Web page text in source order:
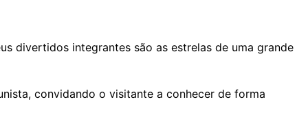
divertidos integrantes são as estrelas de uma grande
convidando o visitante a conhecer de forma